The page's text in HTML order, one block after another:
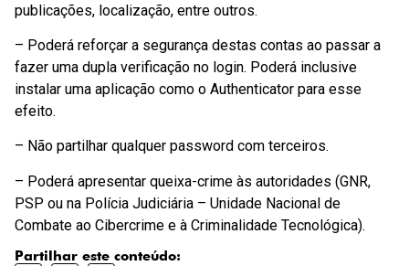
publicações, localização, entre outros.
– Poderá reforçar a segurança destas contas ao passar a
fazer uma dupla verificação no login. Poderá inclusive
instalar uma aplicação como o Authenticator para esse
efeito.
– Não partilhar qualquer password com terceiros.
– Poderá apresentar queixa-crime às autoridades (GNR,
PSP ou na Polícia Judiciária – Unidade Nacional de
Combate ao Cibercrime e à Criminalidade Tecnológica).
Partilhar este conteúdo: